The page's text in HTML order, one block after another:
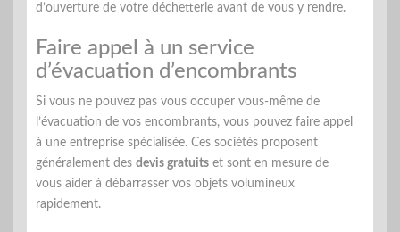
d’ouverture de votre déchetterie avant de vous y rendre.
Faire appel à un service
d’évacuation d’encombrants
Si vous ne pouvez pas vous occuper vous-même de
l’évacuation de vos encombrants, vous pouvez faire appel
à une entreprise spécialisée. Ces sociétés proposent
généralement des devis gratuits et sont en mesure de
vous aider à débarrasser vos objets volumineux
rapidement.